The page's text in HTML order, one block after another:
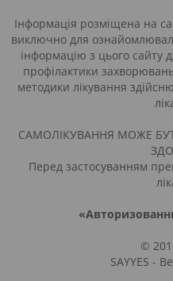
Інформація розміщена на
виключно для
інформацію з цього сайту
профілактики
методики лікування
САМОЛІКУВАННЯ МОЖЕ
Перед застосуванням
©
SAYYES -